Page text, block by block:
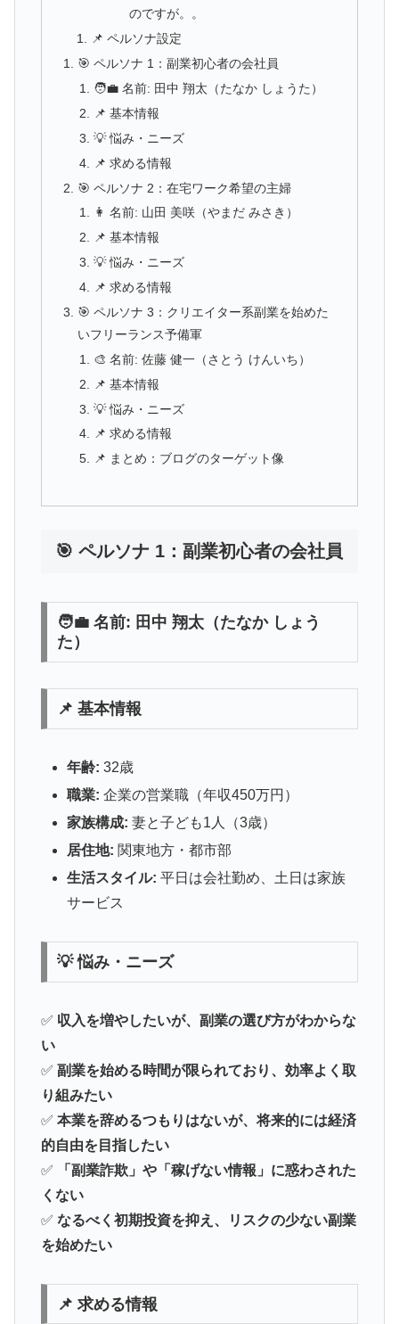
のですが。。
📌 ペルソナ設定
🎯 ペルソナ 1：副業初心者の会社員
🧑‍💼 名前: 田中 翔太（たなか しょうた）
📌 基本情報
💡 悩み・ニーズ
📌 求める情報
🎯 ペルソナ 2：在宅ワーク希望の主婦
👩 名前: 山田 美咲（やまだ みさき）
📌 基本情報
💡 悩み・ニーズ
📌 求める情報
🎯 ペルソナ 3：クリエイター系副業を始めた
いフリーランス予備軍
🎨 名前: 佐藤 健一（さとう けんいち）
📌 基本情報
💡 悩み・ニーズ
📌 求める情報
📌 まとめ：ブログのターゲット像
🎯 ペルソナ 1：副業初心者の会社員
🧑‍💼 名前: 田中 翔太（たなか しょう
た）
📌 基本情報
年齢: 32歳
職業: 企業の営業職（年収450万円）
家族構成: 妻と子ども1人（3歳）
居住地: 関東地方・都市部
生活スタイル: 平日は会社勤め、土日は家族
サービス
💡 悩み・ニーズ
✅ 収入を増やしたいが、副業の選び方がわからな
い
✅ 副業を始める時間が限られており、効率よく取
り組みたい
✅ 本業を辞めるつもりはないが、将来的には経済
的自由を目指したい
✅
「副業詐欺」や「稼げない情報」に惑わされた
くない
✅ なるべく初期投資を抑え、リスクの少ない副業
を始めたい
📌 求める情報